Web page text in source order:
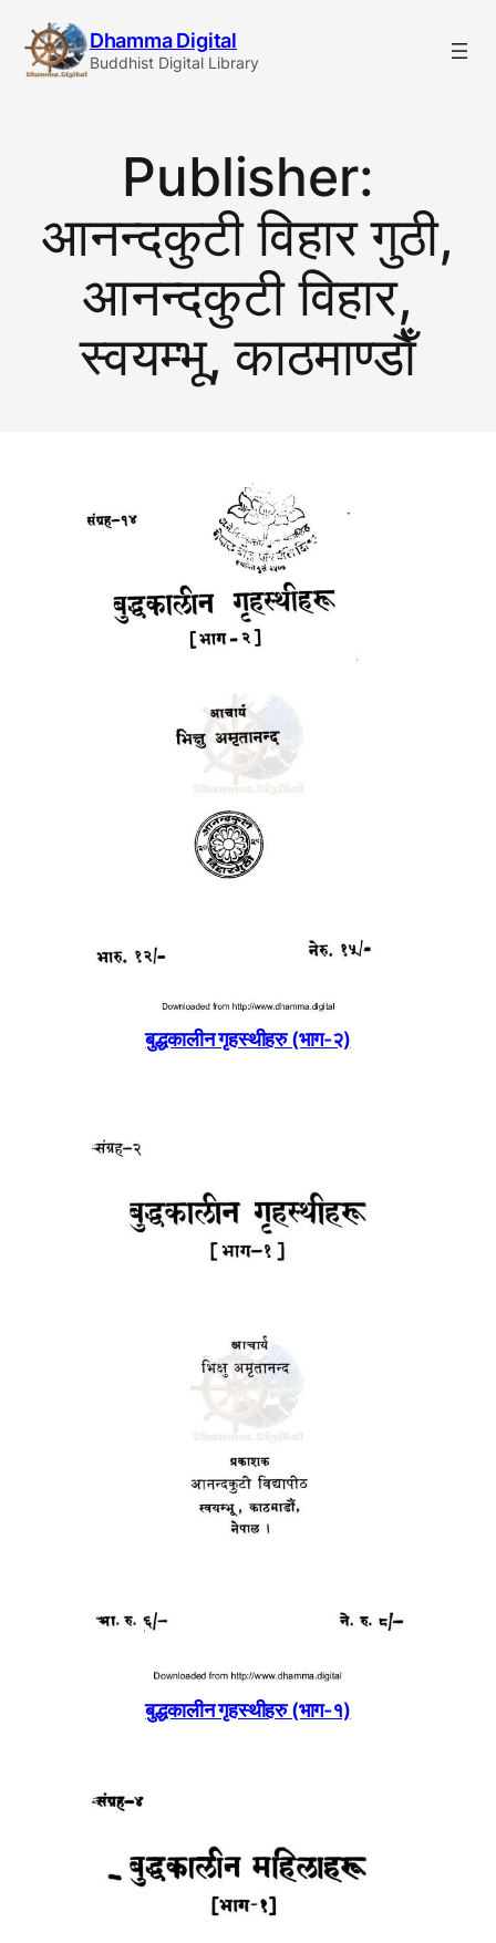
content
Dhamma Digital
Buddhist Digital Library
Publisher:
आनन्दकुटी विहार गुठी,
आनन्दकुटी विहार,
स्वयम्भू, काठमाण्डाैँ
बुद्धकालीन गृहस्थीहरु (भाग-२)
बुद्धकालीन गृहस्थीहरु (भाग-१)